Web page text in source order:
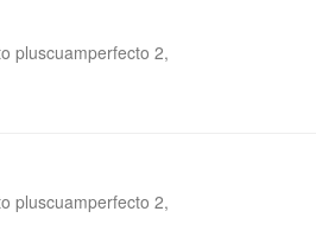
pluscuamperfecto 2,
pluscuamperfecto 2,